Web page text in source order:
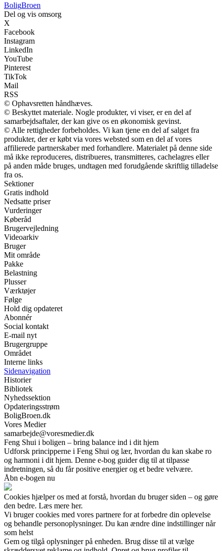
BoligBroen
Del og vis omsorg
X
Facebook
Instagram
LinkedIn
YouTube
Pinterest
TikTok
Mail
RSS
© Ophavsretten håndhæves.
© Beskyttet materiale. Nogle produkter, vi viser, er en del af
samarbejdsaftaler, der kan give os en økonomisk gevinst.
© Alle rettigheder forbeholdes. Vi kan tjene en del af salget fra
produkter, der er købt via vores websted som en del af vores
affilierede partnerskaber med forhandlere. Materialet på denne side
må ikke reproduceres, distribueres, transmitteres, cachelagres eller
på anden måde bruges, undtagen med forudgående skriftlig tilladelse
fra os.
Sektioner
Gratis indhold
Nedsatte priser
Vurderinger
Køberåd
Brugervejledning
Videoarkiv
Bruger
Mit område
Pakke
Belastning
Plusser
Værktøjer
Følge
Hold dig opdateret
Abonnér
Social kontakt
E-mail nyt
Brugergruppe
Området
Interne links
Sidenavigation
Historier
Bibliotek
Nyhedssektion
Opdateringsstrøm
BoligBroen.dk
Vores Medier
samarbejde@voresmedier.dk
Feng Shui i boligen – bring balance ind i dit hjem
Udforsk principperne i Feng Shui og lær, hvordan du kan skabe ro
og harmoni i dit hjem. Denne e-bog guider dig til at tilpasse
indretningen, så du får positive energier og et bedre velvære.
Åbn e-bogen nu
Cookies hjælper os med at forstå, hvordan du bruger siden – og gøre
den bedre. Læs mere her.
Vi bruger cookies med vores partnere for at forbedre din oplevelse
og behandle personoplysninger. Du kan ændre dine indstillinger når
som helst
Gem og tilgå oplysninger på enheden. Brug disse til at vælge